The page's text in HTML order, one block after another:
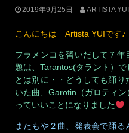
2019年9月25日 ARTISTA YUI
こんにちは Artista YUIです
フラメンコを習いだして７
題は、Tarantos(タラント）
とは別に・・どうしても踊
いた曲、Garotin（ガロティ
っていいことになりました
またもや２曲、発表会で踊